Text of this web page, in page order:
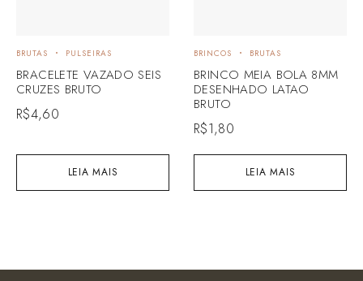
LEIA MAIS
BRUTAS PULSEIRAS
BRACELETE VAZADO SEIS
CRUZES BRUTO
R$4,60
LEIA MAIS
BRINCOS BRUTAS
BRINCO MEIA BOLA 8MM
DESENHADO LATAO
BRUTO
R$1,80